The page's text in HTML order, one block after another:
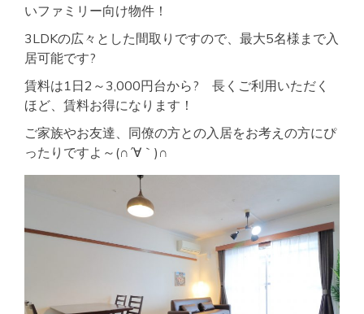
いファミリー向け物件！
3LDKの広々とした間取りですので、最大5名様まで入
居可能です?
賃料は1日2～3,000円台から? 長くご利用いただく
ほど、賃料お得になります！
ご家族やお友達、同僚の方との入居をお考えの方にぴ
ったりですよ～(∩´∀｀)∩